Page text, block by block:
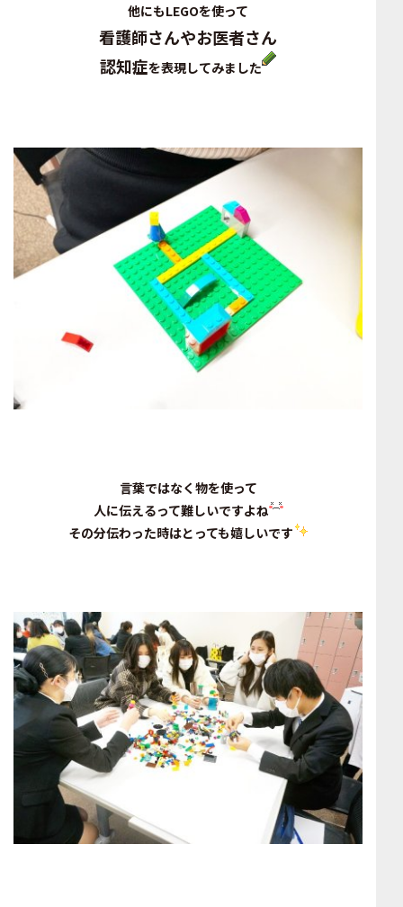
他にもLEGOを使って
看護師さんやお医者さん
認知症を表現してみました
言葉ではなく物を使って
人に伝えるって難しいですよね
その分伝わった時はとっても嬉しいです